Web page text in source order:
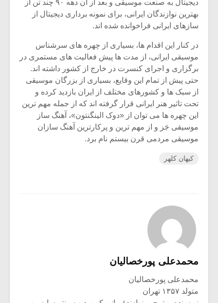
دیجیتال به صنعت موسیقی و بعد از آن دهه ۹۰ چند تن از
بهترین نوازندگان ایرانی، برای نمونه برداری دیجیتال از
سازهای ایرانی فراخوانده شده اند.
در کنار این اقدام ها، بسیاری از چهره های سرشناس
موسیقی ایرانی، از مدت ها پیش فعالیت های مستمری در
برگزاری و اجرای کنسرت در خارج از کشور داشته اند.
حتی پیش از تمام این وقایع، بسیاری از بزرگان موسیقی
از سبک ها و کشورهای مختلف از ایران بازدید کرده و
تحت تاثیر هنر ایرانی قرار گرفته اند که از جمله مهم ترین
این چهره ها می توان از «دوک الینگنتون»، آهنگ ساز
موسیقی جَز و از مهم ترین و پرکارترین آهنگ سازان
موسیقی مردمی قرن بیستم نام برد.
کیهان کلهر
محمدعلی پورخصالیان
محمدعلی پورخصالیان
متولد ۱۳۵۷ تهران